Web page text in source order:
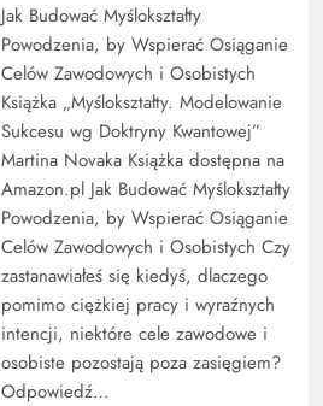
Jak Budować Myślokształty
Powodzenia, by Wspierać Osiąganie
Celów Zawodowych i Osobistych
Książka „Myślokształty. Modelowanie
Sukcesu wg Doktryny Kwantowej”
Martina Novaka Książka dostępna na
Amazon.pl Jak Budować Myślokształty
Powodzenia, by Wspierać Osiąganie
Celów Zawodowych i Osobistych Czy
zastanawiałeś się kiedyś, dlaczego
pomimo ciężkiej pracy i wyraźnych
intencji, niektóre cele zawodowe i
osobiste pozostają poza zasięgiem?
Odpowiedź…